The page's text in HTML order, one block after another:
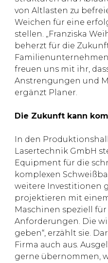
von Altlasten zu
Weichen für eine
stellen. „Franziska
beherzt für die
freuen uns mit ihr,
Anstrengungen und
ergänzt Planer.
Die Zukunft kann
In den
Lasertechnik GmbH
Equipment für die
komplexen
weitere Investitionen
projektieren mit
Maschinen speziell für
Anforderungen. Die
geben“, erzählt sie.
Firma auch aus.
gerne übernommen,